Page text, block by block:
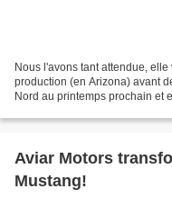
Nous l'avons tant attendue,
production (en Arizona) avant
Nord au printemps prochain et
Aviar Motors
Mustang!